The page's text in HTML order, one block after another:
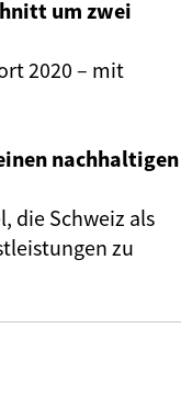
um zwei
2020 – mit
nachhaltigen
die Schweiz als
zu